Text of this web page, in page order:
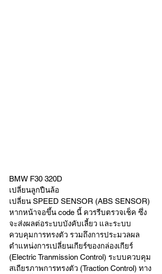
BMW F30 320D
เปลี่ยนลูกปืนล้อ
เปลี่ยน SPEED SENSOR (ABS SENSOR)
หากหน้าจอขึ้น code นี้ ควรรีบตรวจเช็ค ซึ่ง
จะส่งผลต่อระบบบังคับเลี้ยว และระบบ
ควบคุมการทรงตัว รวมถึงการประมวลผล
ตำแหน่งการเปลี่ยนเกียร์ของกล่องเกียร์
(Electric Tranmission Control) ระบบควบคุม
สเถียรภาพการทรงตัว (Traction Control) ทาง